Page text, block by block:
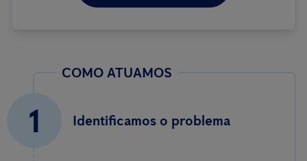
COMO ATUAMOS
1 Identificamos o problema